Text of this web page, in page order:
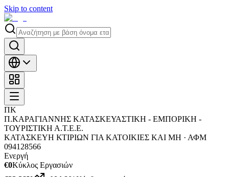
Skip to content
ΠΚ
Π.ΚΑΡΑΓΙΑΝΝΗΣ ΚΑΤΑΣΚΕΥΑΣΤΙΚΗ - ΕΜΠΟΡΙΚΗ -
ΤΟΥΡΙΣΤΙΚΗ Α.Τ.Ε.Ε.
ΚΑΤΑΣΚΕΥΗ ΚΤΙΡΙΩΝ ΓΙΑ ΚΑΤΟΙΚΙΕΣ ΚΑΙ ΜΗ · ΑΦΜ
094128566
Ενεργή
€0Κύκλος Εργασιών